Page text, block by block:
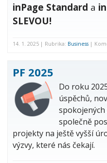
inPage Standard a
SLEVOU!
14. 1. 2025 | Rubrika: Business |
PF 2025
Do roku
úspěchů,
spokojených
společně
projekty na ještě vyšší
výzvy, které nás čekají.